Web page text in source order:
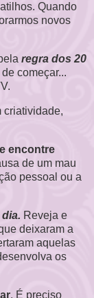
Quando
novos
regra dos 20
começar...
criatividade,
encontre
de um mau
pessoal ou a
Reveja e
deixaram a
aquelas
os
. É preciso